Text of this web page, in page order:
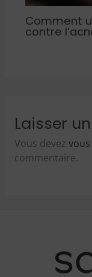
Comment
contre
Laisser
Vous devez
commentaire.